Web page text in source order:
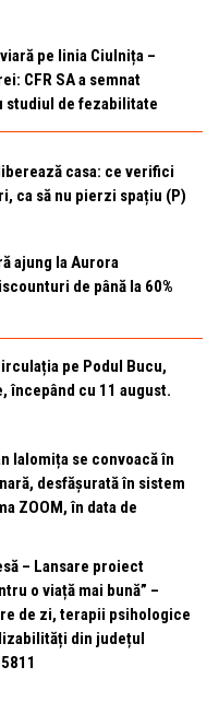
pe linia Ciulnița –
CFR SA a semnat
studiul de fezabilitate
casa: ce verifici
ca să nu pierzi spațiu (P)
ajung la Aurora
de până la 60%
pe Podul Bucu,
începând cu 11 august.
Ialomița se convoacă în
desfășurată în sistem
ZOOM, în data de
– Lansare proiect
o viață mai bună” –
de zi, terapii psihologice
din județul